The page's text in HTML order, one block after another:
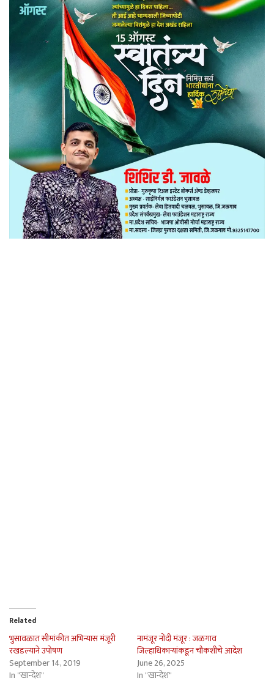
Related
भुसावळात सीमांकीत अभिन्यास मंजूरी
रखडल्याने उपोषण
September 14, 2019
In "खान्देश"
नामंजूर नोंदी मंजूर : जळगाव
जिल्हाधिकार्‍यांकडून चौकशीचे आदेश
June 26, 2025
In "खान्देश"